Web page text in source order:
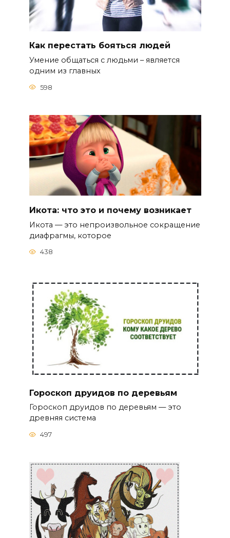
Как перестать бояться людей
Умение общаться с людьми – является
одним из главных
598
Икота: что это и почему возникает
Икота — это непроизвольное сокращение
диафрагмы, которое
438
Гороскоп друидов по деревьям
Гороскоп друидов по деревьям — это
древняя система
497